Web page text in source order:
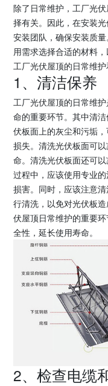
除了日常维护，工厂光
择有关。因此，在安装
安装团队，确保安装质
用需求选择合适的材料
工厂光伏屋顶的日常维
1、清洁保养
工厂光伏屋顶的日常维
命的重要环节。其中清
伏板面上的灰尘和污垢
损失。清洗光伏板面可
命。清洗光伏板面还可
过程中，应该使用专业
损害。同时，应该注意
行清洗，以免对光伏板
伏屋顶日常维护的重要
全性，延长使用寿命。
2、检查电缆